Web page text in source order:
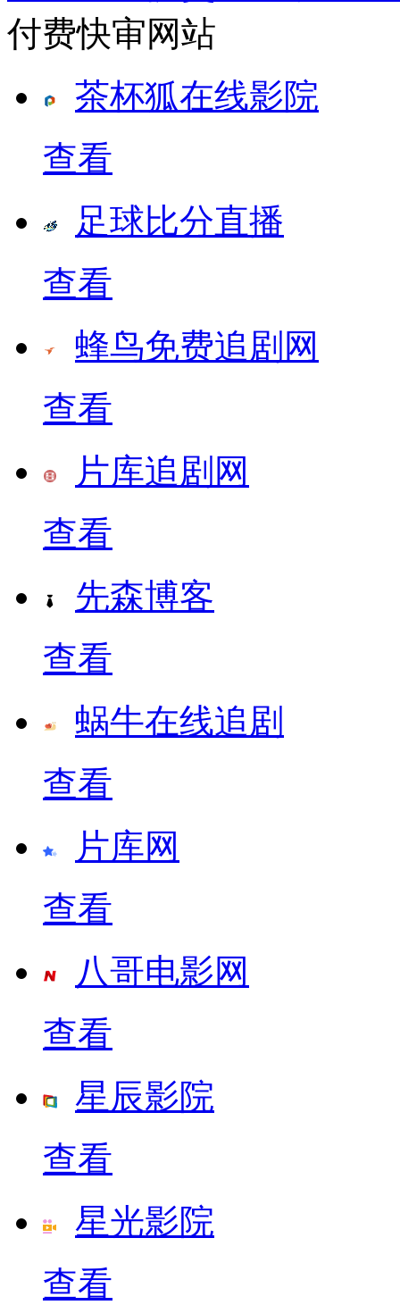
付费快审网站
茶杯狐在线影院
查看
足球比分直播
查看
蜂鸟免费追剧网
查看
片库追剧网
查看
先森博客
查看
蜗牛在线追剧
查看
片库网
查看
八哥电影网
查看
星辰影院
查看
星光影院
查看